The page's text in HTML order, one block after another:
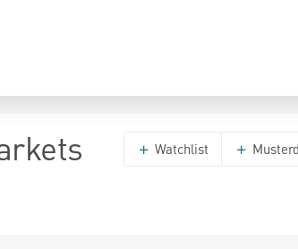
Watchlist